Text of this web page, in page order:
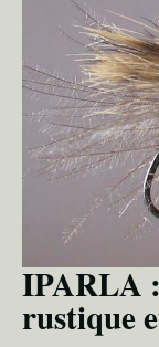
IPARLA
rustique